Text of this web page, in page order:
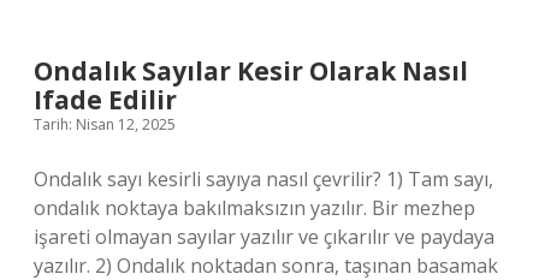
Ondalık Sayılar Kesir Olarak Nasıl
Ifade Edilir
Tarih: Nisan 12, 2025
Ondalık sayı kesirli sayıya nasıl çevrilir? 1) Tam sayı,
ondalık noktaya bakılmaksızın yazılır. Bir mezhep
işareti olmayan sayılar yazılır ve çıkarılır ve paydaya
yazılır. 2) Ondalık noktadan sonra, taşınan basamak